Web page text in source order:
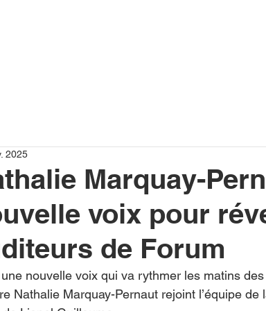
Marquay-
voix pour
de Forum
2025
une nouvelle voix qui va rythmer les matins
Nathalie Marquay-Pernaut rejoint l’équipe